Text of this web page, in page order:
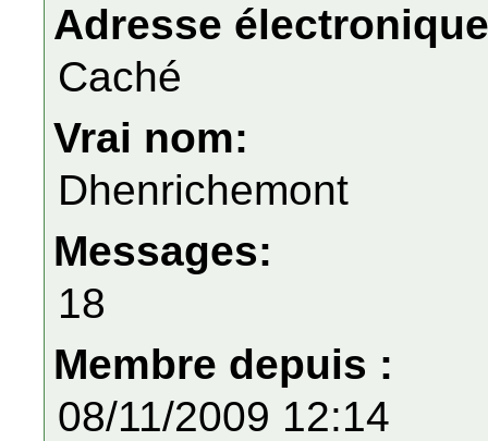
Adresse
Caché
Vrai nom:
Dhenrichemont
Messages:
18
Membre depuis :
08/11/2009 12:14